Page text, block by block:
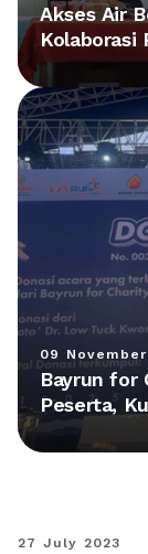
Akses Air
Kolaborasi
Group
09
Bayrun for
Peserta,
27 July 2023